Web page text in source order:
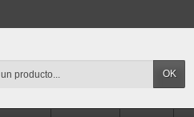
OK